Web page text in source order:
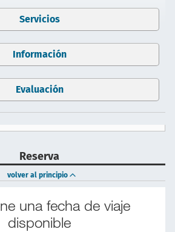
Servicios
Información
Evaluación
Reserva
volver al principio
una fecha de viaje
disponible